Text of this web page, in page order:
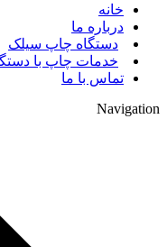
خانه
درباره ما
دستگاه چاپ سیلک
خدمات چاپ با
تماس با ما
Navigation